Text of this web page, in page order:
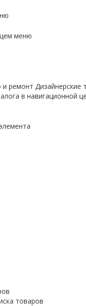
меню
и ремонт Дизайнерские
в навигационной
товаров